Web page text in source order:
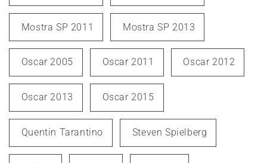
Mostra SP 2011 Mostra SP 2013
Oscar 2005 Oscar 2011 Oscar 2012
Oscar 2013 Oscar 2015
Quentin Tarantino Steven Spielberg